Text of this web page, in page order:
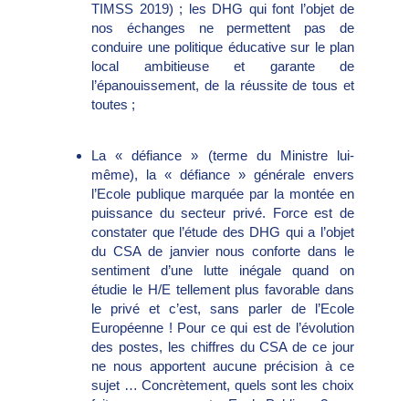
TIMSS 2019) ; les DHG qui font l’objet de
nos échanges ne permettent pas de
conduire une politique éducative sur le plan
local ambitieuse et garante de
l’épanouissement, de la réussite de tous et
toutes ;
La « défiance » (terme du Ministre lui-
même), la « défiance » générale envers
l’Ecole publique marquée par la montée en
puissance du secteur privé. Force est de
constater que l’étude des DHG qui a l’objet
du CSA de janvier nous conforte dans le
sentiment d’une lutte inégale quand on
étudie le H/E tellement plus favorable dans
le privé et c’est, sans parler de l’Ecole
Européenne ! Pour ce qui est de l’évolution
des postes, les chiffres du CSA de ce jour
ne nous apportent aucune précision à ce
sujet … Concrètement, quels sont les choix